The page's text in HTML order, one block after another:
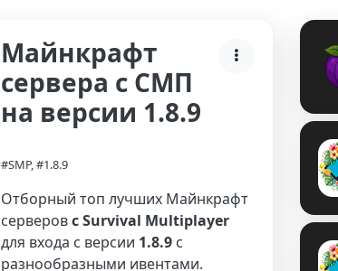
Майнкрафт
сервера с СМП
на версии 1.8.9
#SMP, #1.8.9
Отборный топ лучших Майнкрафт
серверовс Survival Multiplayer
для входа с версии 1.8.9 с
разнообразными ивентами.